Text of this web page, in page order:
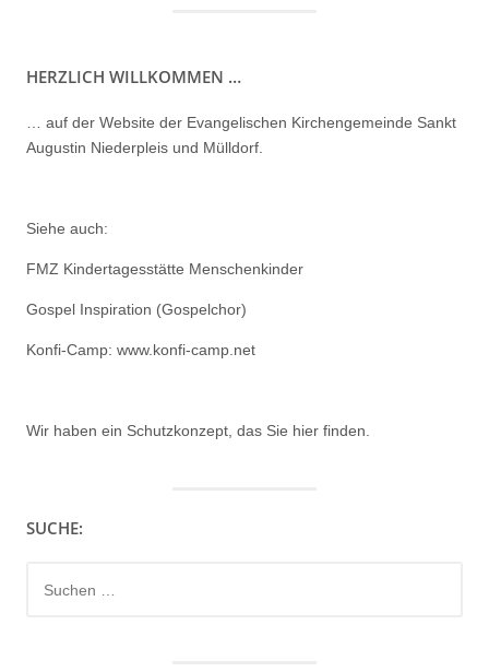
HERZLICH WILLKOMMEN …
… auf der Website der Evangelischen Kirchengemeinde Sankt
Augustin Niederpleis und Mülldorf.
Siehe auch:
FMZ Kindertagesstätte Menschenkinder
Gospel Inspiration (Gospelchor)
Konfi-Camp: www.konfi-camp.net
Wir haben ein Schutzkonzept, das Sie hier finden.
SUCHE:
nach: